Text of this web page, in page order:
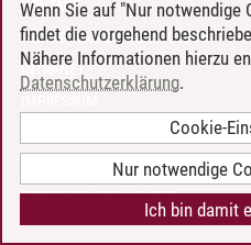
KONTAKT
LEUPHANA ALS ARBEITGEBER
INTRANET
BARRIEREFREIHEIT
COOKIE-EINSTELLUNGEN
Wenn Sie auf "Nur notwendige
findet die vorgehend
Nähere Informationen hierzu
Datenschutzerklärung.
Cookie-
Nur notwendige
Ich bin damit